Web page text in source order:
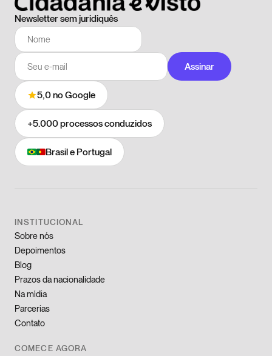
Newsletter sem juridiquês
Assinar
5,0no Google
+5.000processos conduzidos
Brasil e Portugal
INSTITUCIONAL
Sobre nós
Depoimentos
Blog
Prazos da nacionalidade
Na mídia
Parcerias
Contato
COMECE AGORA